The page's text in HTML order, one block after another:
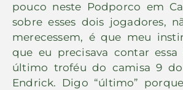
pouco neste Podporco em
sobre esses dois jogadores,
merecessem, é que meu
que eu precisava contar essa
último troféu do camisa 9 do
Endrick. Digo “último”